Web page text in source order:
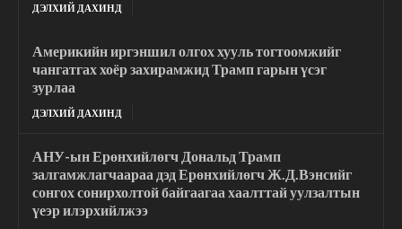
ДЭЛХИЙ ДАХИНД
Америкийн иргэншил олгох хууль тогтоомжийг
чангатгах хоёр захирамжид Трамп гарын үсэг
зурлаа
ДЭЛХИЙ ДАХИНД
АНУ-ын Ерөнхийлөгч Дональд Трамп
залгамжлагчаараа дэд Ерөнхийлөгч Ж.Д.Вэнсийг
сонгох сонирхолтой байгаагаа хаалттай уулзалтын
үеэр илэрхийлжээ